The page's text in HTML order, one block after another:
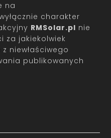
na
charakter
RMSolar.pl nie
za jakiekolwiek
niewłaściwego
publikowanych